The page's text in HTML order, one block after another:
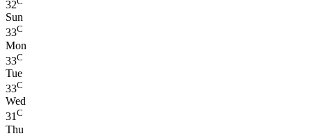
32
Sun
33C
Mon
33C
Tue
33C
Wed
31C
Thu